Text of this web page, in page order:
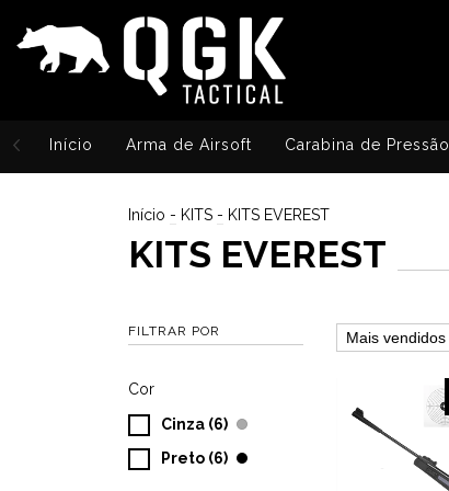
Início Arma de Airsoft Carabina de Pressão
Início - KITS - KITS EVEREST
KITS EVEREST
FILTRAR POR
Cor
Cinza (6)
Preto (6)